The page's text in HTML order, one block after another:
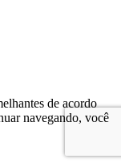
de acordo
navegando, você